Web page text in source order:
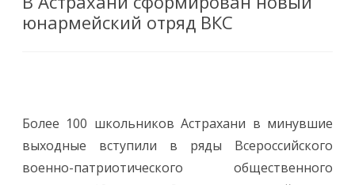
юнармейский отряд ВКС
Более 100 школьников Астрахани в минувшие
выходные вступили в ряды Всероссийского
военно-патриотического общественного